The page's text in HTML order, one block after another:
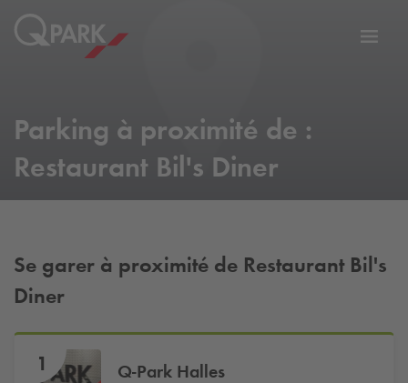
Parking à proximité de :
Restaurant Bil's Diner
Se garer à proximité de Restaurant Bil's
Diner
1 Q-Park Halles